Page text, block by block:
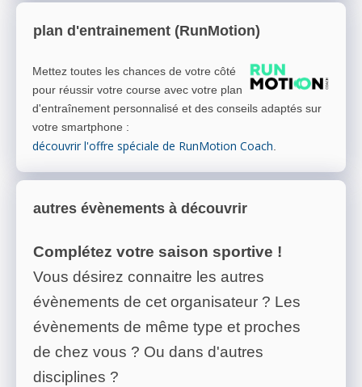
plan d'entrainement (RunMotion)
Mettez toutes les chances de votre côté
pour réussir votre course avec votre plan
d'entraînement personnalisé et des conseils adaptés sur
votre smartphone :
découvrir l'offre spéciale de RunMotion Coach.
autres évènements à découvrir
Complétez votre saison sportive !
Vous désirez connaitre les autres
évènements de cet organisateur ? Les
évènements de même type et proches
de chez vous ? Ou dans d'autres
disciplines ?